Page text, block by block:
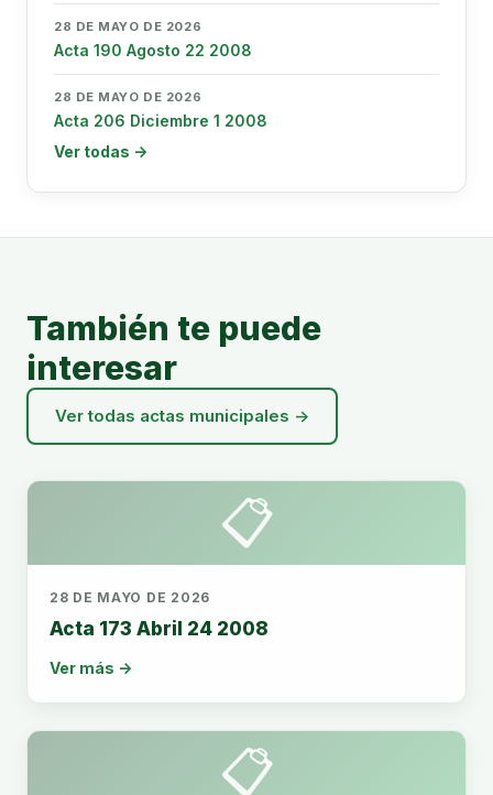
28 DE MAYO DE 2026
Acta 190 Agosto 22 2008
28 DE MAYO DE 2026
Acta 206 Diciembre 1 2008
Ver todas →
También te puede
interesar
Ver todas actas municipales →
📋
28 DE MAYO DE 2026
Acta 173 Abril 24 2008
Ver más →
📋